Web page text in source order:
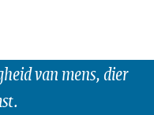
van mens, dier